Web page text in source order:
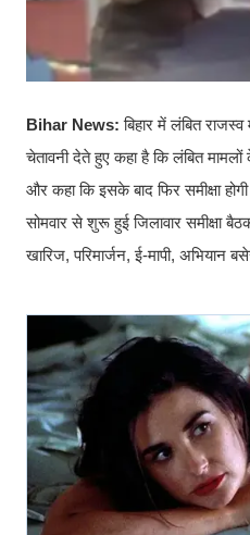
Bihar News:बिहार में लंबित
चेतावनी देते हुए कहा है कि लंबित मामलों
और कहा कि इसके बाद फिर समीक्षा
सोमवार से शुरू हुई जिलावार समीक्षा
खारिज, परिमार्जन, ई-मापी, अभियान